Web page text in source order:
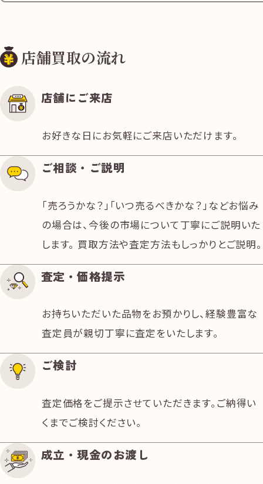
店舗買取の流れ
店舗にご来店
お好きな日にお気軽にご来店いただけます。
ご相談・ご説明
「売ろうかな？」「いつ売るべきかな？」などお悩み
の場合は、今後の市場について丁寧にご説明いた
します。 買取方法や査定方法もしっかりとご説明。
査定・価格提示
お持ちいただいた品物をお預かりし、経験豊富な
査定員が親切丁寧に査定をいたします。
ご検討
査定価格をご提示させていただきます。ご納得い
くまでご検討ください。
成立・現金のお渡し